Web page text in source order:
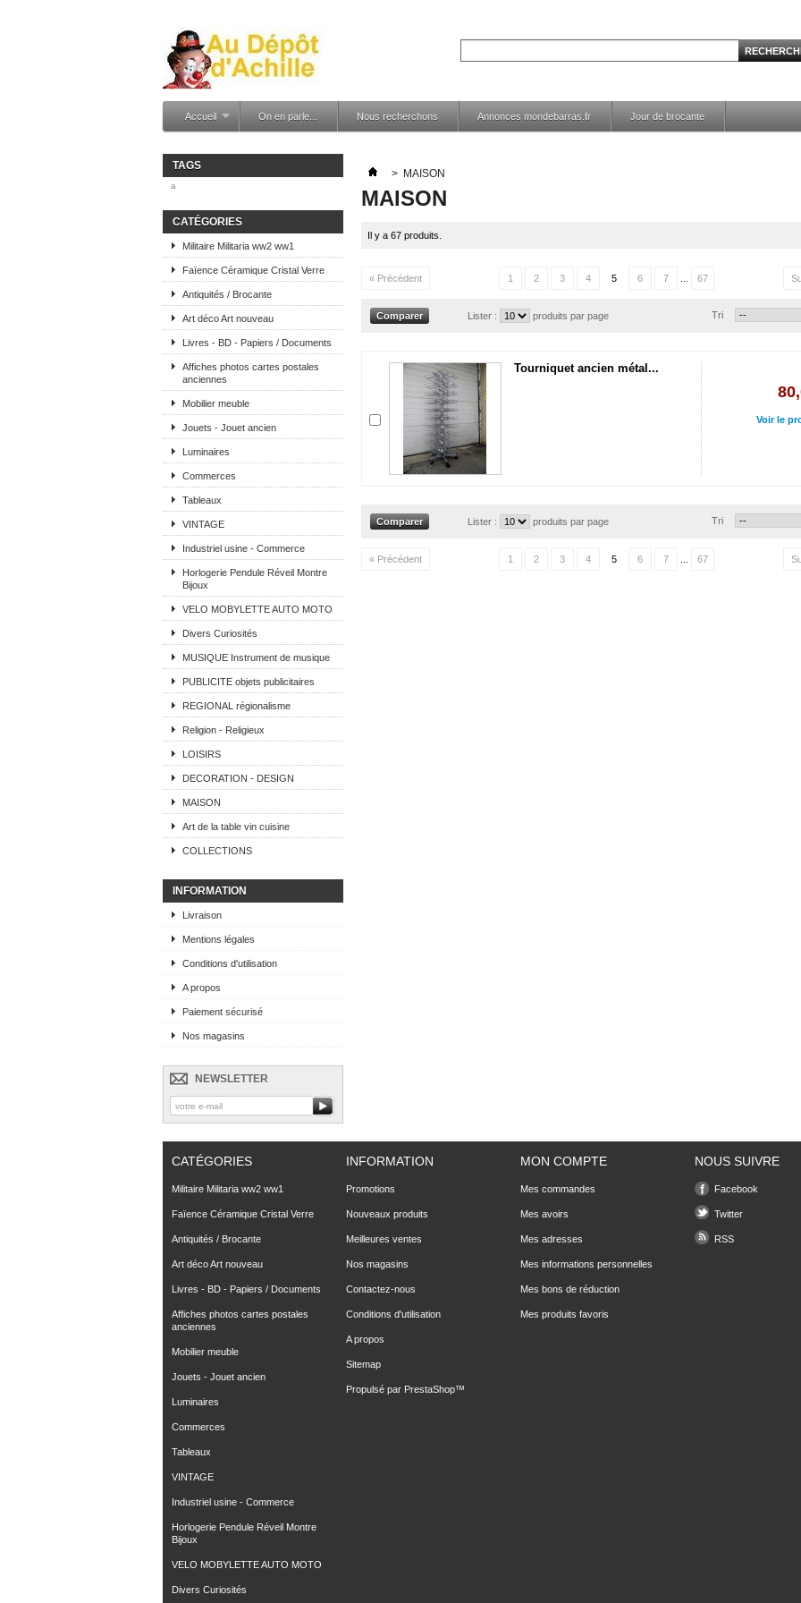
Accueil On en parle... Nous recherchons Annonces mondebarras.fr Jour de brocante
TAGS
a
CATÉGORIES
Militaire Militaria ww2 ww1
Faïence Céramique Cristal Verre
Antiquités / Brocante
Art déco Art nouveau
Livres - BD - Papiers / Documents
Affiches photos cartes postales
anciennes
Mobilier meuble
Jouets - Jouet ancien
Luminaires
Commerces
Tableaux
VINTAGE
Industriel usine - Commerce
Horlogerie Pendule Réveil Montre
Bijoux
VELO MOBYLETTE AUTO MOTO
Divers Curiosités
MUSIQUE Instrument de musique
PUBLICITE objets publicitaires
REGIONAL régionalisme
Religion - Religieux
LOISIRS
DECORATION - DESIGN
MAISON
Art de la table vin cuisine
COLLECTIONS
INFORMATION
Livraison
Mentions légales
Conditions d'utilisation
A propos
Paiement sécurisé
Nos magasins
NEWSLETTER
> MAISON
MAISON
Il y a 67 produits.
« Précédent 1 2 3 4 5 6 7 67
Tri
Lister : produits par page
Tourniquet ancien métal...
Voir le
Tri
Lister : produits par page
« Précédent 1 2 3 4 5 6 7 67
CATÉGORIES
Militaire Militaria ww2 ww1
Faïence Céramique Cristal Verre
Antiquités / Brocante
Art déco Art nouveau
Livres - BD - Papiers / Documents
Affiches photos cartes postales
anciennes
Mobilier meuble
Jouets - Jouet ancien
Luminaires
Commerces
Tableaux
VINTAGE
Industriel usine - Commerce
Horlogerie Pendule Réveil Montre
Bijoux
VELO MOBYLETTE AUTO MOTO
Divers Curiosités
INFORMATION
Promotions
Nouveaux produits
Meilleures ventes
Nos magasins
Contactez-nous
Conditions d'utilisation
A propos
Sitemap
Propulsé par PrestaShop™
MON COMPTE
Mes commandes
Mes avoirs
Mes adresses
Mes informations personnelles
Mes bons de réduction
Mes produits favoris
NOUS SUIVRE
Facebook
Twitter
RSS